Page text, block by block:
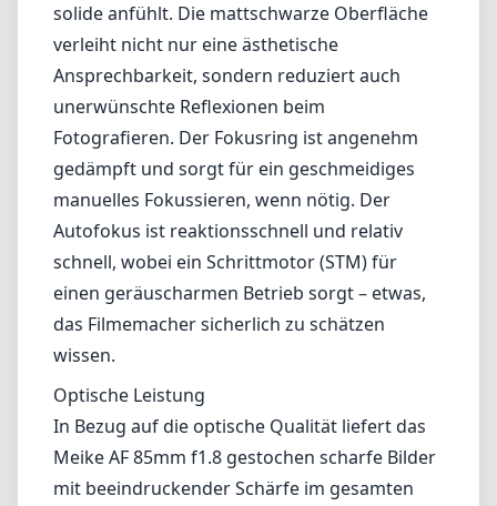
solide anfühlt. Die mattschwarze Oberfläche
verleiht nicht nur eine ästhetische
Ansprechbarkeit, sondern reduziert auch
unerwünschte Reflexionen beim
Fotografieren. Der Fokusring ist angenehm
gedämpft und sorgt für ein geschmeidiges
manuelles Fokussieren, wenn nötig. Der
Autofokus ist reaktionsschnell und relativ
schnell, wobei ein Schrittmotor (STM) für
einen geräuscharmen Betrieb sorgt – etwas,
das Filmemacher sicherlich zu schätzen
wissen.
Optische Leistung
In Bezug auf die optische Qualität liefert das
Meike AF 85mm f1.8 gestochen scharfe Bilder
mit beeindruckender Schärfe im gesamten